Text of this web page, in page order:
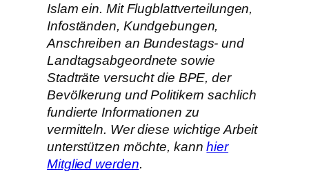
Islam ein. Mit Flugblattverteilungen,
Infoständen, Kundgebungen,
Anschreiben an Bundestags- und
Landtagsabgeordnete sowie
Stadträte versucht die BPE, der
Bevölkerung und Politikern sachlich
fundierte Informationen zu
vermitteln. Wer diese wichtige Arbeit
unterstützen möchte, kannhier
Mitglied werden.